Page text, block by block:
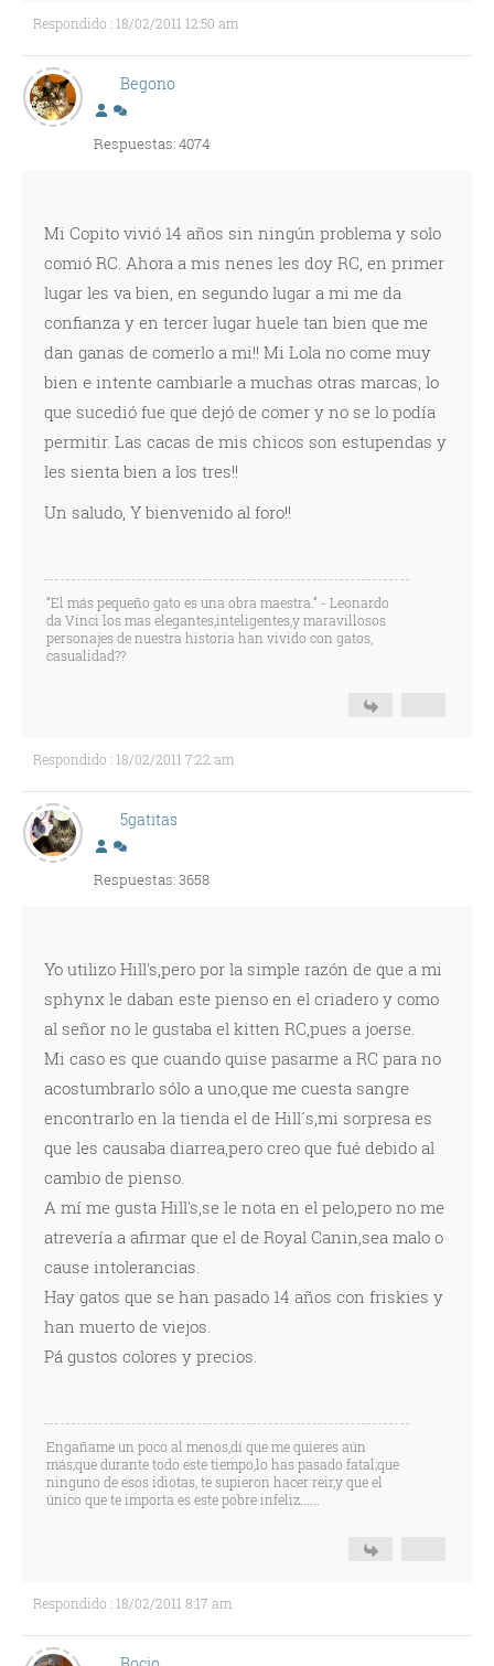
Respondido : 18/02/2011 12:50 am
Begono
Respuestas: 4074
Mi Copito vivió 14 años sin ningún problema y solo
comió RC. Ahora a mis nenes les doy RC, en primer
lugar les va bien, en segundo lugar a mi me da
confianza y en tercer lugar huele tan bien que me
dan ganas de comerlo a mi!! Mi Lola no come muy
bien e intente cambiarle a muchas otras marcas, lo
que sucedió fue que dejó de comer y no se lo podía
permitir. Las cacas de mis chicos son estupendas y
les sienta bien a los tres!!
Un saludo, Y bienvenido al foro!!
“El más pequeño gato es una obra maestra.” - Leonardo
da Vinci los mas elegantes,inteligentes,y maravillosos
personajes de nuestra historia han vivido con gatos,
casualidad??
Respondido : 18/02/2011 7:22 am
5gatitas
Respuestas: 3658
Yo utilizo Hill's,pero por la simple razón de que a mi
sphynx le daban este pienso en el criadero y como
al señor no le gustaba el kitten RC,pues a joerse.
Mi caso es que cuando quise pasarme a RC para no
acostumbrarlo sólo a uno,que me cuesta sangre
encontrarlo en la tienda el de Hill´s,mi sorpresa es
que les causaba diarrea,pero creo que fué debido al
cambio de pienso.
A mí me gusta Hill's,se le nota en el pelo,pero no me
atrevería a afirmar que el de Royal Canin,sea malo o
cause intolerancias.
Hay gatos que se han pasado 14 años con friskies y
han muerto de viejos.
Pá gustos colores y precios.
Engañame un poco al menos,dí que me quieres aún
más;que durante todo este tiempo,lo has pasado fatal;que
ninguno de esos idiotas, te supieron hacer reir,y que el
único que te importa es este pobre infeliz......
Respondido : 18/02/2011 8:17 am